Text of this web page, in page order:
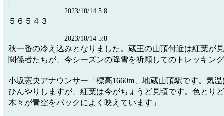
2023/10/14 5:8
５６５４３
2023/10/14 5:8
秋一番の冷え込みとなりました。蔵王の山頂付近は紅葉が
関係者たちが、今シーズンの降雪を祈願してのトレッキン
小坂憲央アナウンサー「標高1660m、地蔵山頂駅です。気
ひんやりしますが、紅葉は今がちょうど見頃です。色とり
木々が青空をバックによく映えています」